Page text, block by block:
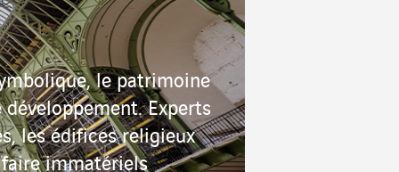
le patrimoine
Experts
les édifices religieux
immatériels